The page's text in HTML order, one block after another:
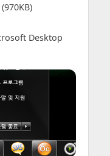
(970KB)
Desktop